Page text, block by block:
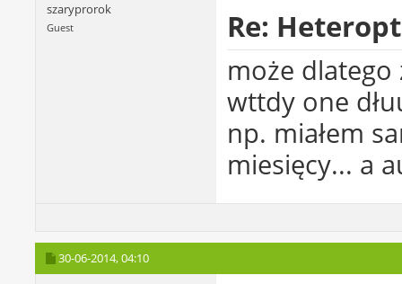
szaryprorok
Guest Re:
może
wttdy one
np. miałem
miesięcy... a
30-06-2014,04:10